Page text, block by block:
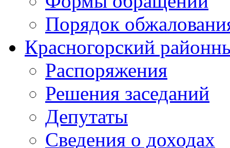
Порядок
Красногорский
Распоряжения
Решения заседаний
Депутаты
Сведения о доходах